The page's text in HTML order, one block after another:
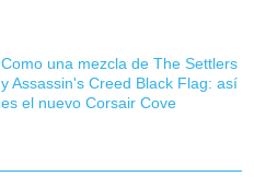
Como una mezcla de The Settlers
y Assassin's Creed Black Flag: así
es el nuevo Corsair Cove